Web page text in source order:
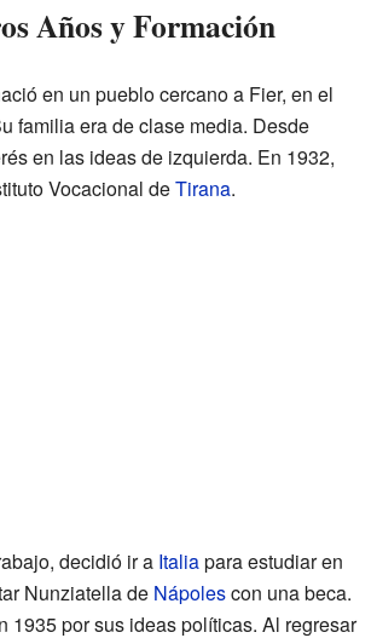
Años y Formación
en un pueblo cercano a Fier, en el
familia era de clase media. Desde
en las ideas de izquierda. En 1932,
Vocacional deTirana.
decidió ir a Italiapara estudiar en
Nunziatella de Nápolescon una beca.
1935 por sus ideas políticas. Al regresar